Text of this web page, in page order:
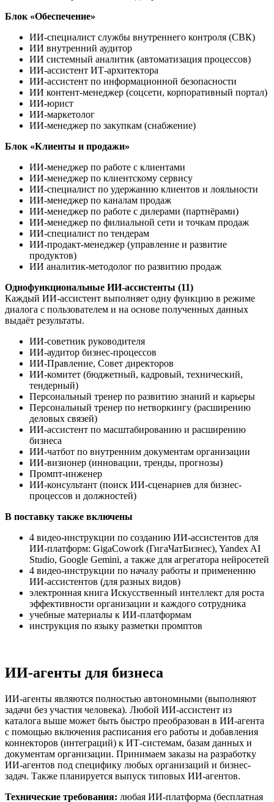
Блок «Обеспечение»
ИИ-специалист службы внутреннего контроля (СВК)
ИИ внутренний аудитор
ИИ системный аналитик (автоматизация процессов)
ИИ-ассистент ИТ-архитектора
ИИ-ассистент по информационной безопасности
ИИ контент-менеджер (соцсети, корпоративный портал)
ИИ-юрист
ИИ-маркетолог
ИИ-менеджер по закупкам (снабжение)
Блок «Клиенты и продажи»
ИИ-менеджер по работе с клиентами
ИИ-менеджер по клиентскому сервису
ИИ-специалист по удержанию клиентов и лояльности
ИИ-менеджер по каналам продаж
ИИ-менеджер по работе с дилерами (партнёрами)
ИИ-менеджер по филиальной сети и точкам продаж
ИИ-специалист по тендерам
ИИ-продакт-менеджер (управление и развитие
продуктов)
ИИ аналитик-методолог по развитию продаж
Однофункциональные ИИ-ассистенты (11)
Каждый ИИ-ассистент выполняет одну функцию в режиме
диалога с пользователем и на основе полученных данных
выдаёт результаты.
ИИ-советник руководителя
ИИ-аудитор бизнес-процессов
ИИ-Правление, Совет директоров
ИИ-комитет (бюджетный, кадровый, технический,
тендерный)
Персональный тренер по развитию знаний и карьеры
Персональный тренер по нетворкингу (расширению
деловых связей)
ИИ-ассистент по масштабированию и расширению
бизнеса
ИИ-чатбот по внутренним документам организации
ИИ-визионер (инновации, тренды, прогнозы)
Промпт-инженер
ИИ-консультант (поиск ИИ-сценариев для бизнес-
процессов и должностей)
В поставку также включены
4 видео-инструкции по созданию ИИ-ассистентов для
ИИ-платформ: GigaCowork (ГигаЧатБизнес), Yandex AI
Studio, Google Gemini, а также для агрегатора нейросетей
4 видео-инструкции по началу работы и применению
ИИ-ассистентов (для разных видов)
электронная книга Искусственный интеллект для роста
эффективности организации и каждого сотрудника
учебные материалы к ИИ-платформам
инструкция по языку разметки промптов
ИИ-агенты для бизнеса
ИИ-агенты являются полностью автономными (выполняют
задачи без участия человека). Любой ИИ-ассистент из
каталога выше может быть быстро преобразован в ИИ-агента
с помощью включения расписания его работы и добавления
коннекторов (интеграций) к ИТ-системам, базам данных и
документам организации. Принимаем заказы на разработку
ИИ-агентов под специфику любых организаций и бизнес-
задач. Также планируется выпуск типовых ИИ-агентов.
Технические требования: любая ИИ-платформа (бесплатная